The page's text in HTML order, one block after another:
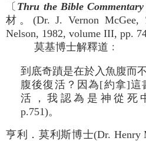
〔 Thru the Bible Com­men­tary
材。(Dr. J. Vernon McGee,
Nelson, 1982, volume III, pp.
莫基博士解釋道﹕
到底奇蹟是在於入魚腹而
腹後復活？因為[約拿]這
活，我認為是神從死
p.751)。
亨利．莫利斯博士(Dr.